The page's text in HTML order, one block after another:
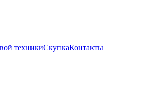
техникиСкупкаКонтакты